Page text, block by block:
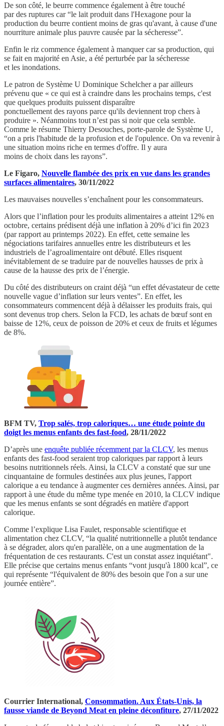
De son côté, le beurre commence également à être touché
par des ruptures car “le lait produit dans l'Hexagone pour la
production du beurre contient moins de gras qu'avant, à cause d'une
nourriture animale plus pauvre causée par la sécheresse”.
Enfin le riz commence également à manquer car sa production, qui
se fait en majorité en Asie, a été perturbée par la sécheresse
et les inondations.
Le patron de Système U Dominique Schelcher a par ailleurs
prévenu que « ce qui est à craindre dans les prochains temps, c'est
que quelques produits puissent disparaître
ponctuellement des rayons parce qu'ils deviennent trop chers à
produire ». Néanmoins tout n’est pas si noir que cela semble.
Comme le résume Thierry Desouches, porte-parole de Système U,
“on a pris l'habitude de la profusion et de l'opulence. On va revenir à
une situation moins riche en termes d'offre. Il y aura
moins de choix dans les rayons”.
Le Figaro, Nouvelle flambée des prix en vue dans les grandes
surfaces alimentaires, 30/11/2022
Les mauvaises nouvelles s’enchaînent pour les consommateurs.
Alors que l’inflation pour les produits alimentaires a atteint 12% en
octobre, certains prédisent déjà une inflation à 20% d’ici fin 2023
(par rapport au printemps 2022). En effet, cette semaine les
négociations tarifaires annuelles entre les distributeurs et les
industriels de l’agroalimentaire ont débuté. Elles risquent
inévitablement de se traduire par de nouvelles hausses de prix à
cause de la hausse des prix de l’énergie.
Du côté des distributeurs on craint déjà “un effet dévastateur de cette
nouvelle vague d’inflation sur leurs ventes”. En effet, les
consommateurs commencent déjà à délaisser les produits frais, qui
sont devenus trop chers. Selon la FCD, les achats de bœuf sont en
baisse de 12%, ceux de poisson de 20% et ceux de fruits et légumes
de 8%.
BFM TV, Trop salés, trop caloriques… une étude pointe du
doigt les menus enfants des fast-food, 28/11/2022
D’après une enquête publiée récemment par la CLCV, les menus
enfants des fast-food seraient trop caloriques par rapport à leurs
besoins nutritionnels réels. Ainsi, la CLCV a constaté que sur une
cinquantaine de formules destinées aux plus jeunes, l'apport
calorique a eu tendance à augmenter ces dernières années. Ainsi, par
rapport à une étude du même type menée en 2010, la CLCV indique
que les menus enfants se sont dégradés en matière d'apport
calorique.
Comme l’explique Lisa Faulet, responsable scientifique et
alimentation chez CLCV, “la qualité nutritionnelle a plutôt tendance
à se dégrader, alors qu'en parallèle, on a une augmentation de la
fréquentation de ces restaurants. C'est un constat assez inquiétant".
Elle précise que certains menus enfants “vont jusqu'à 1800 kcal”, ce
qui représente “l'équivalent de 80% des besoin que l'on a sur une
journée entière”.
Courrier International, Consommation. Aux États-Unis, la
fausse viande de Beyond Meat en pleine déconfiture, 27/11/2022